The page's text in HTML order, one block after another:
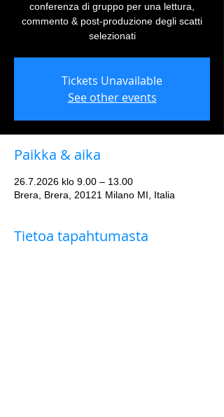
conferenza di gruppo per una lettura,
commento & post-produzione degli scatti
selezionati
Tickets Unavailable
See other events
Paikka & aika
26.7.2026 klo 9.00 – 13.00
Brera, Brera, 20121 Milano MI, Italia
Tietoa tapahtumasta